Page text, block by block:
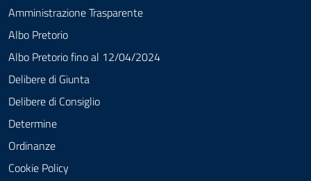
Amministrazione Trasparente
Albo Pretorio
Albo Pretorio fino al 12/04/2024
Delibere di Giunta
Delibere di Consiglio
Determine
Ordinanze
Cookie Policy